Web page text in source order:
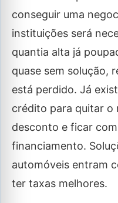
conseguir uma
instituições será
quantia alta já
quase sem solução,
está perdido. Já
crédito para quitar o
desconto e ficar
financiamento.
automóveis entram
ter taxas melhores.